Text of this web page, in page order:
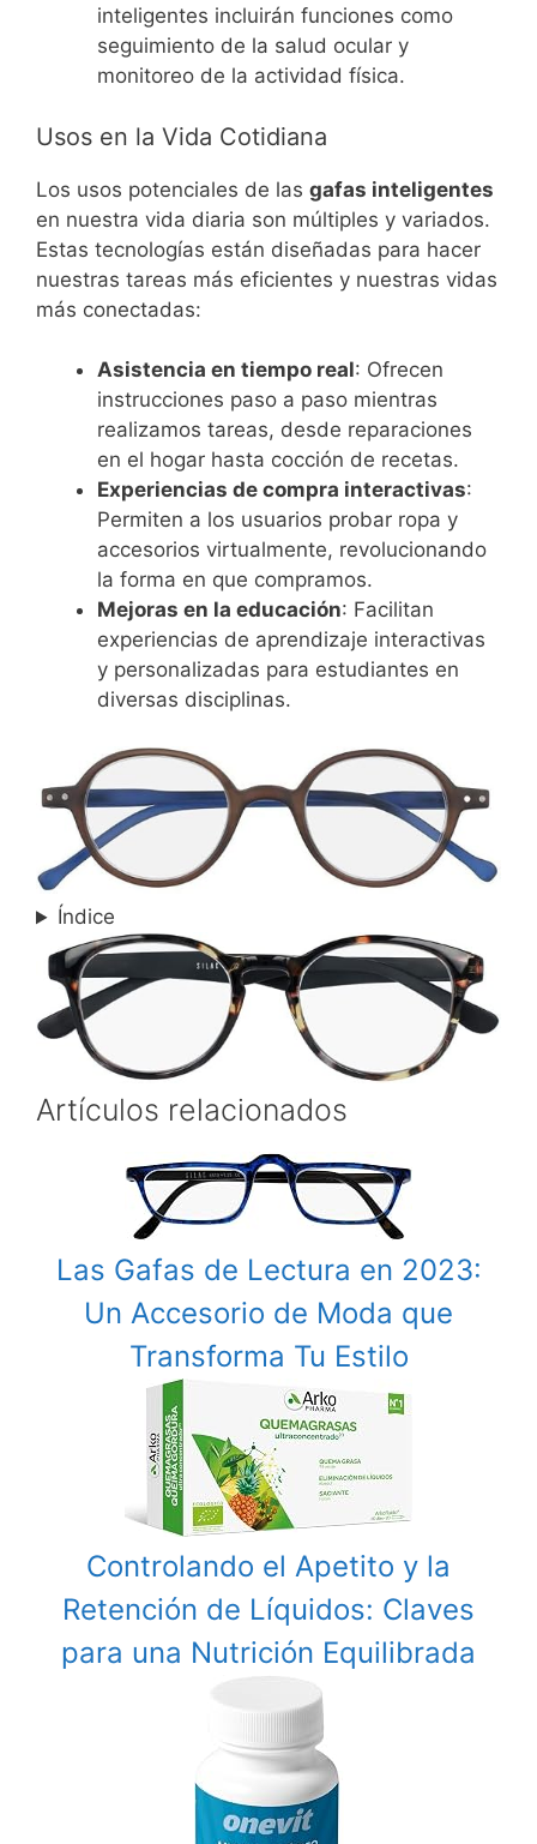
inteligentes incluirán funciones como
seguimiento de la salud ocular y
monitoreo de la actividad física.
Usos en la Vida Cotidiana
Los usos potenciales de las gafas inteligentes
en nuestra vida diaria son múltiples y variados.
Estas tecnologías están diseñadas para hacer
nuestras tareas más eficientes y nuestras vidas
más conectadas:
Asistencia en tiempo real: Ofrecen
instrucciones paso a paso mientras
realizamos tareas, desde reparaciones
en el hogar hasta cocción de recetas.
Experiencias de compra interactivas:
Permiten a los usuarios probar ropa y
accesorios virtualmente, revolucionando
la forma en que compramos.
Mejoras en la educación: Facilitan
experiencias de aprendizaje interactivas
y personalizadas para estudiantes en
diversas disciplinas.
Índice
Artículos relacionados
Las Gafas de Lectura en 2023:
Un Accesorio de Moda que
Transforma Tu Estilo
Controlando el Apetito y la
Retención de Líquidos: Claves
para una Nutrición Equilibrada